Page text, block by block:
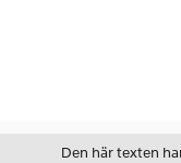
Den här texten